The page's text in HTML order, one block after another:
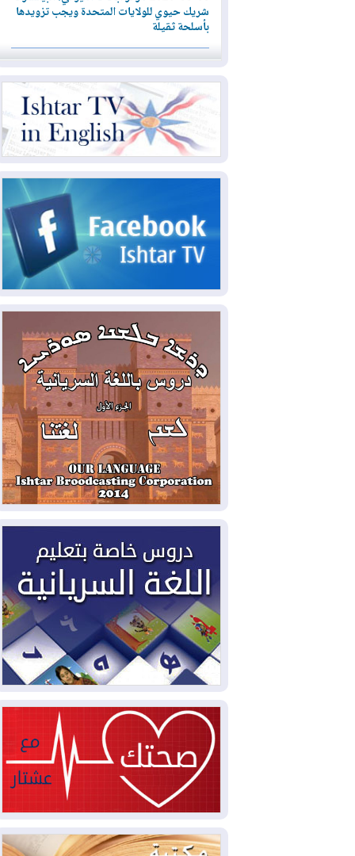
شريك حيوي للولايات المتحدة ويجب تزويدها
بأسلحة ثقيلة
2026-08-08الداخلية: رصد شائعات مفبركة
بالذكاء الاصطناعي ومقاطع قديمة يعاد نشرها
2026-08-08دعم أمني أمريكي بمليار دولار
لإدارة رئيس كولومبيا الجديد
2026-08-07حكومة إقليم كوردستان ترفض
قرار "دانة غاز" و"نفط الهلال" بتزويد بغداد
2026-08-07القوات المسلحة العراقية: خطة
أمنية لإجهاض هجمة محتملة على السعودية
قد يختبر تماسك الناتو بهجوم محدود
2026-08-06نيجيرفان بارزاني حول اجتماع
"إدارة الدولة": أكدنا دعم تنفيذ البرنامج
الحكومي وأهمية حصر السلاح
2026-08-06ائتلاف ادارة الدولة: من
يقومون بسلوك يهدد امن البلاد خارجون عن
القانون يجب محاربتهم
2026-08-06بعد هجومين قرب باب المندب..
تحذيرات من تصعيد يهدد الملاحة في البحر
الأحمر
2026-08-06مئات القاصرين بلا مأوى.. أزمة
سبتة تتصاعد وتضغط على مدريد
2026-08-05
لمدة عام.. بدء توريد 100
مليون قدم مكعب يومياً من غاز كورمور في
إقليم كوردستان إلى وزارة الكهرباء العراقية
2026-08-05
15كارثة بيئية ومناخية ترسم
ملامح أخطر التحديات التي تواجه العراق
اليوم
2026-08-05
حرائق فرنسا.. توقيف 402
شخص بينهم 156 قاصرا منذ بداية موسم
2026-08-04سومو: إنتاج النفط في إقليم
كوردستان انخفض إلى أقل من 10%